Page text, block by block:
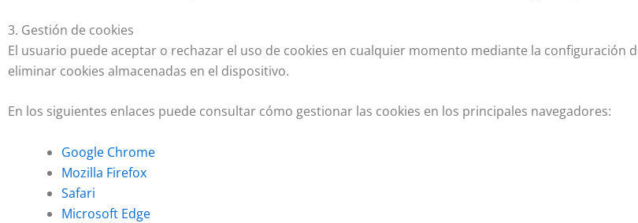
3. Gestión de cookies
El usuario puede aceptar o rechazar el uso de cookies en cualquier momento mediante la configuración
eliminar cookies almacenadas en el dispositivo.
En los siguientes enlaces puede consultar cómo gestionar las cookies en los principales navegadores:
Google Chrome
Mozilla Firefox
Safari
Microsoft Edge